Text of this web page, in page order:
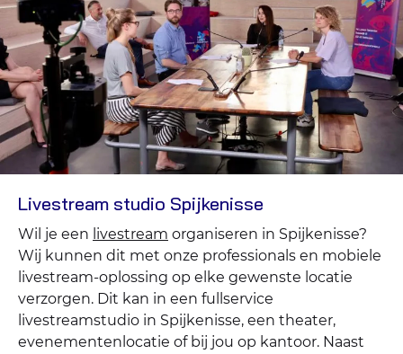
Livestream studio Spijkenisse
Wil je een livestream organiseren in Spijkenisse?
Wij kunnen dit met onze professionals en mobiele
livestream-oplossing op elke gewenste locatie
verzorgen. Dit kan in een fullservice
livestreamstudio in Spijkenisse, een theater,
evenementenlocatie of bij jou op kantoor. Naast